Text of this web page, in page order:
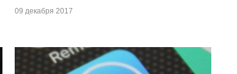
09 декабря 2017